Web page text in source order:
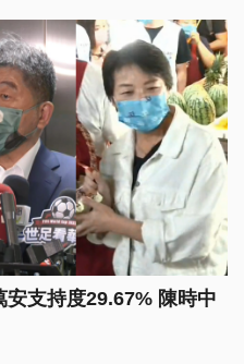
支持度29.67% 陳時中